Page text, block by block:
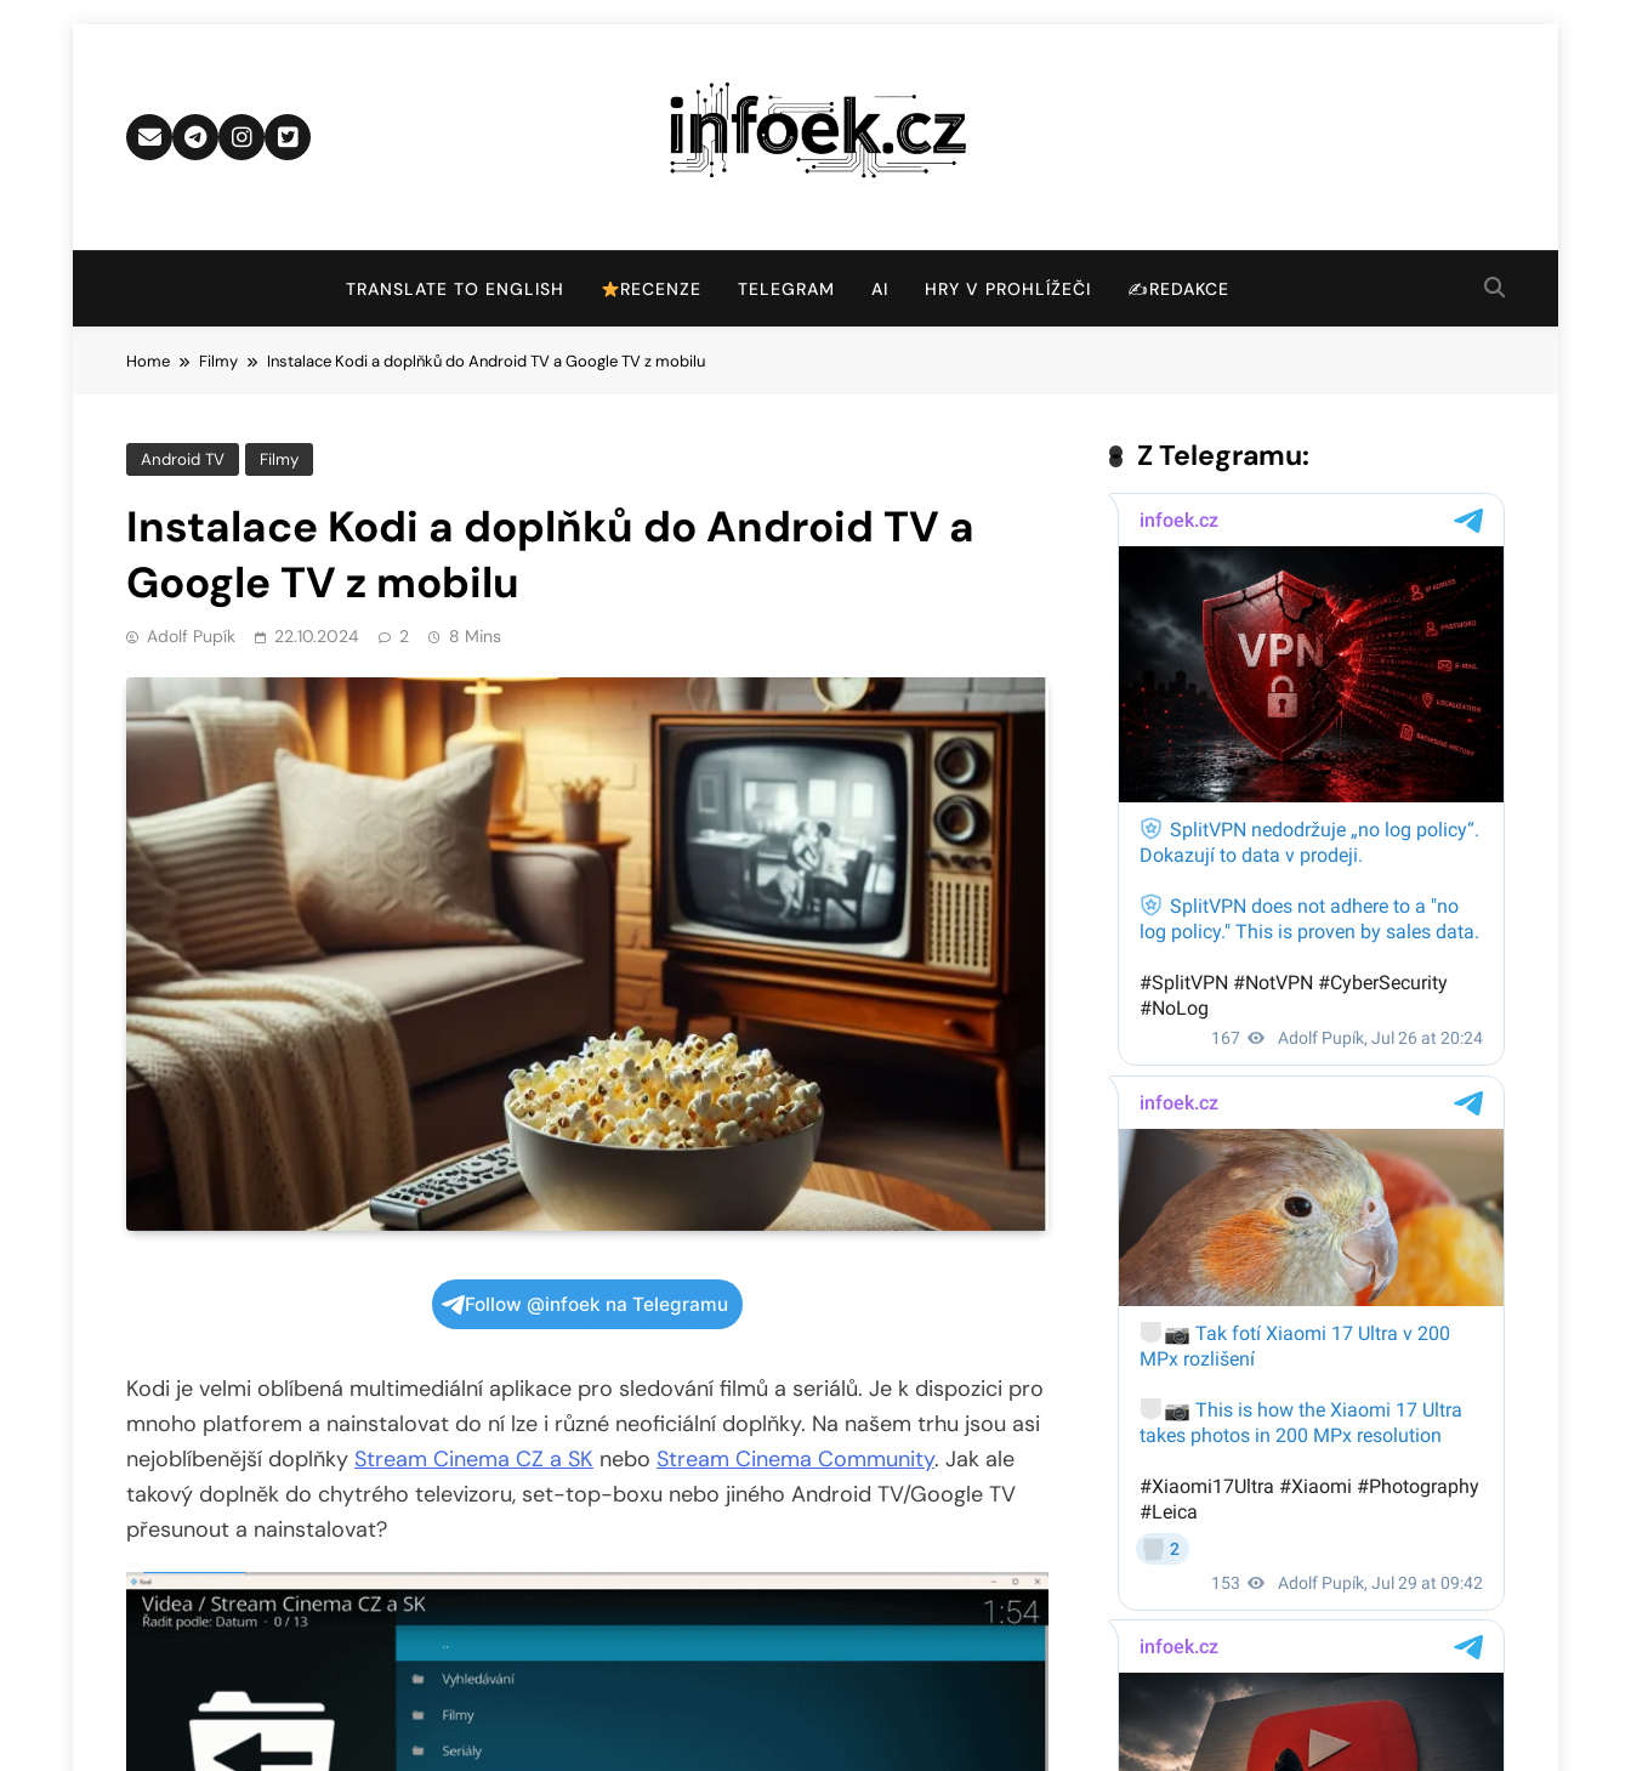
Infoek.cz
TRANSLATE TO ENGLISH RECENZE TELEGRAM AI HRY V PROHLÍŽEČI ✍️REDAKCE
Home Filmy Instalace Kodi a doplňků do Android TV a Google TV z mobilu
Android TV Filmy
Instalace Kodi a doplňků do Android TV a
Google TV z mobilu
Adolf Pupík 22.10.2024 2 8 Mins
Follow @infoek na Telegramu
Kodi je velmi oblíbená multimediální aplikace pro sledování filmů a seriálů. Je k dispozici pro
mnoho platforem a nainstalovat do ní lze i různé neoficiální doplňky. Na našem trhu jsou asi
nejoblíbenější doplňky Stream Cinema CZ a SK nebo Stream Cinema Community. Jak ale
takový doplněk do chytrého televizoru, set-top-boxu nebo jiného Android TV/Google TV
přesunout a nainstalovat?
Z Telegramu: